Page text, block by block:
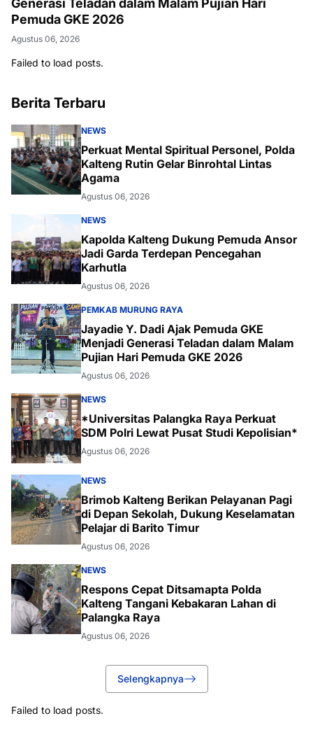
Generasi Teladan dalam Malam Pujian Hari
Pemuda GKE 2026
Agustus 06, 2026
Failed to load posts.
Berita Terbaru
NEWS
Perkuat Mental Spiritual Personel, Polda
Kalteng Rutin Gelar Binrohtal Lintas
Agama
Agustus 06, 2026
NEWS
Kapolda Kalteng Dukung Pemuda Ansor
Jadi Garda Terdepan Pencegahan
Karhutla
Agustus 06, 2026
PEMKAB MURUNG RAYA
Jayadie Y. Dadi Ajak Pemuda GKE
Menjadi Generasi Teladan dalam Malam
Pujian Hari Pemuda GKE 2026
Agustus 06, 2026
NEWS
*Universitas Palangka Raya Perkuat
SDM Polri Lewat Pusat Studi Kepolisian*
Agustus 06, 2026
NEWS
Brimob Kalteng Berikan Pelayanan Pagi
di Depan Sekolah, Dukung Keselamatan
Pelajar di Barito Timur
Agustus 06, 2026
NEWS
Respons Cepat Ditsamapta Polda
Kalteng Tangani Kebakaran Lahan di
Palangka Raya
Agustus 06, 2026
Selengkapnya
Failed to load posts.